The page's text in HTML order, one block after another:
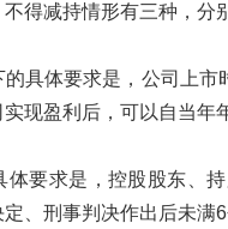
得减持情形有三种，分
具体要求是，公司上
现盈利后，可以自当年
体要求是，控股股东、
、刑事判决作出后未满